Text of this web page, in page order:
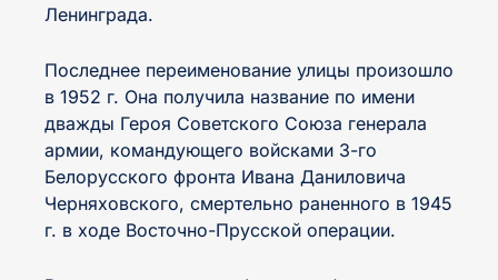
Ленинграда.
Последнее переименование улицы произошло
в 1952 г. Она получила название по имени
дважды Героя Советского Союза генерала
армии, командующего войсками 3-го
Белорусского фронта Ивана Даниловича
Черняховского, смертельно раненного в 1945
г. в ходе Восточно-Прусской операции.